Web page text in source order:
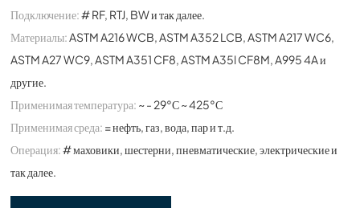
Подключение:# RF, RTJ, BW и так далее.
Материалы: ASTM A216 WCB, ASTM A352 LCB, ASTM A217 WC6,
ASTM A27 WC9, ASTM A351 CF8, ASTM A35l CF8M, A995 4A и
другие.
Применимая температура: ~ - 29°С ~ 425°С
Применимая среда: = нефть, газ, вода, пар и т.д.
Операция:# маховики, шестерни, пневматические, электрические и
так далее.